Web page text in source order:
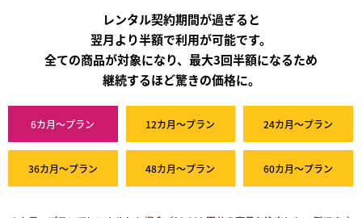
レンタル契約期間が過ぎると
翌月より半額で利用が可能です。
全ての商品が対象になり、最大3回半額になるため
継続するほど驚きの価格に。
6カ月～プラン 12カ月～プラン 24カ月～プラン
36カ月～プラン 48カ月～プラン 60カ月～プラン